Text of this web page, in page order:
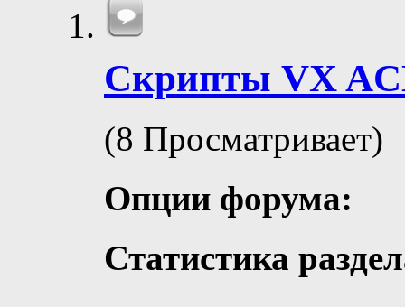
Скрипты VX
(8 Просматривает)
Опции форума:
Статистика